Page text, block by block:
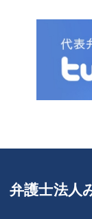
弁護士法人